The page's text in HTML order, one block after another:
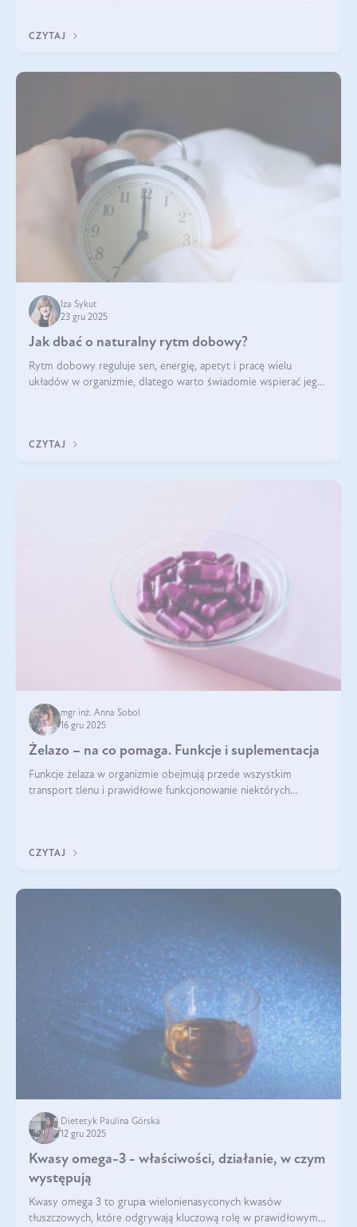
bydlęcy.
CZYTAJ
Iza Sykut
23 gru 2025
Jak dbać o naturalny rytm dobowy?
Rytm dobowy reguluje sen, energię, apetyt i pracę wielu
układów w organizmie, dlatego warto świadomie wspierać jego
CZYTAJ
mgr inż. Anna Sobol
16 gru 2025
Żelazo – na co pomaga. Funkcje i suplementacja
Funkcje żelaza w organizmie obejmują przede wszystkim
transport tlenu i prawidłowe funkcjonowanie niektórych
CZYTAJ
Dietetyk Paulina Górska
12 gru 2025
Kwasy omega-3 - właściwości, działanie, w czym
występują
Kwasy omega 3 to grupа wielonienasyconych kwasów
tłuszczowych, które odgrywają kluczową rolę w prawidłowym